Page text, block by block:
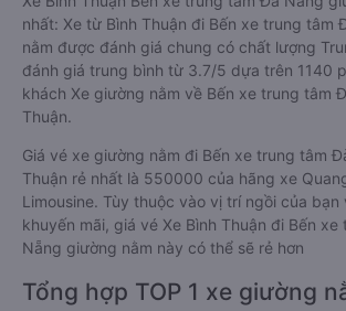
nhất: Xe từ Bình Thuận đi Bến xe trung tâm
nằm được đánh giá chung có chất lượng
đánh giá trung bình từ 3.7/5 dựa trên 1140
khách Xe giường nằm về Bến xe trung tâm
Thuận.
Giá vé xe giường nằm đi Bến xe trung tâm
Thuận rẻ nhất là 550000 của hãng xe
Limousine. Tùy thuộc vào vị trí ngồi của
khuyến mãi, giá vé Xe Bình Thuận đi Bến
Nẵng giường nằm này có thể sẽ rẻ hơn
Tổng hợp TOP 1 xe giường